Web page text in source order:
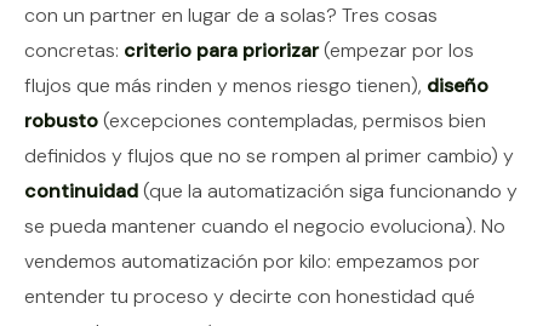
con un partner en lugar de a solas? Tres cosas
concretas: criterio para priorizar(empezar por los
flujos que más rinden y menos riesgo tienen), diseño
robusto(excepciones contempladas, permisos bien
definidos y flujos que no se rompen al primer cambio) y
continuidad(que la automatización siga funcionando y
se pueda mantener cuando el negocio evoluciona). No
vendemos automatización por kilo: empezamos por
entender tu proceso y decirte con honestidad qué